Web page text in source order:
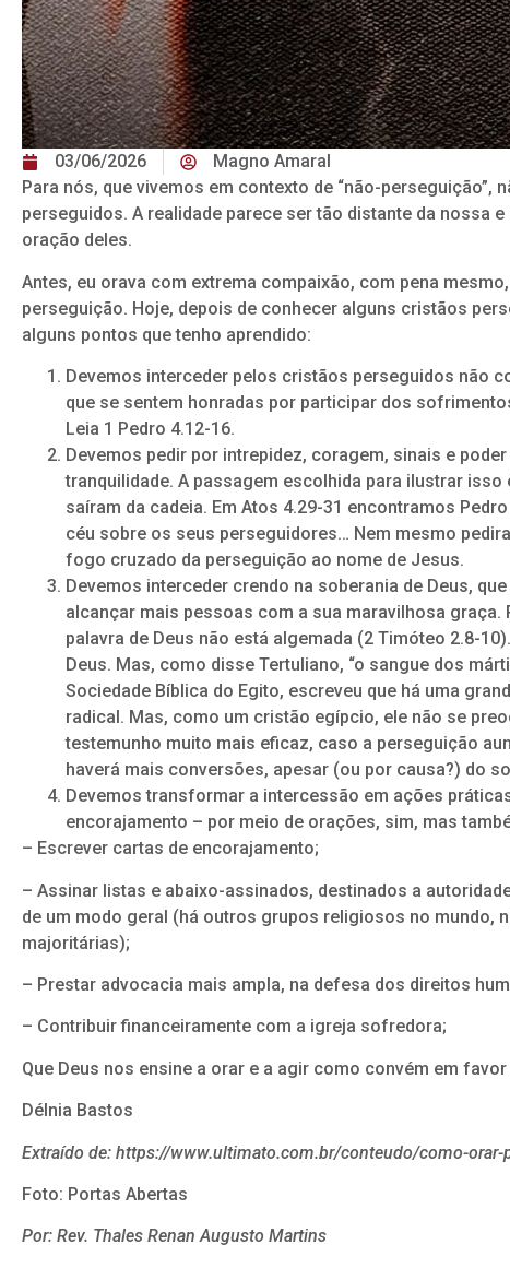
03/06/2026
Magno Amaral
Para nós, que vivemos em contexto de “não-
perseguidos. A realidade parece ser tão distante da nossa
oração deles.
Antes, eu orava com extrema compaixão, com pena
perseguição. Hoje, depois de conhecer alguns cristãos
alguns pontos que tenho aprendido:
Devemos interceder pelos cristãos perseguidos não
que se sentem honradas por participar dos
Leia 1 Pedro 4.12-16.
Devemos pedir por intrepidez, coragem, sinais e
tranquilidade. A passagem escolhida para ilustrar
saíram da cadeia. Em Atos 4.29-31 encontramos
céu sobre os seus perseguidores… Nem mesmo
fogo cruzado da perseguição ao nome de Jesus.
Devemos interceder crendo na soberania de Deus,
alcançar mais pessoas com a sua maravilhosa
palavra de Deus não está algemada (2 Timóteo 2.8-
Deus. Mas, como disse Tertuliano, “o sangue dos
Sociedade Bíblica do Egito, escreveu que há uma
radical. Mas, como um cristão egípcio, ele não se
testemunho muito mais eficaz, caso a perseguição
haverá mais conversões, apesar (ou por causa?) do
Devemos transformar a intercessão em ações
encorajamento – por meio de orações, sim, mas
– Escrever cartas de encorajamento;
– Assinar listas e abaixo-assinados, destinados a
de um modo geral (há outros grupos religiosos no mundo,
majoritárias);
– Prestar advocacia mais ampla, na defesa dos direitos
– Contribuir financeiramente com a igreja sofredora;
Que Deus nos ensine a orar e a agir como convém em
Délnia Bastos
Extraído de: https://www.ultimato.com.br/conteudo/como-orar-
Foto: Portas Abertas
Por: Rev. Thales Renan Augusto Martins